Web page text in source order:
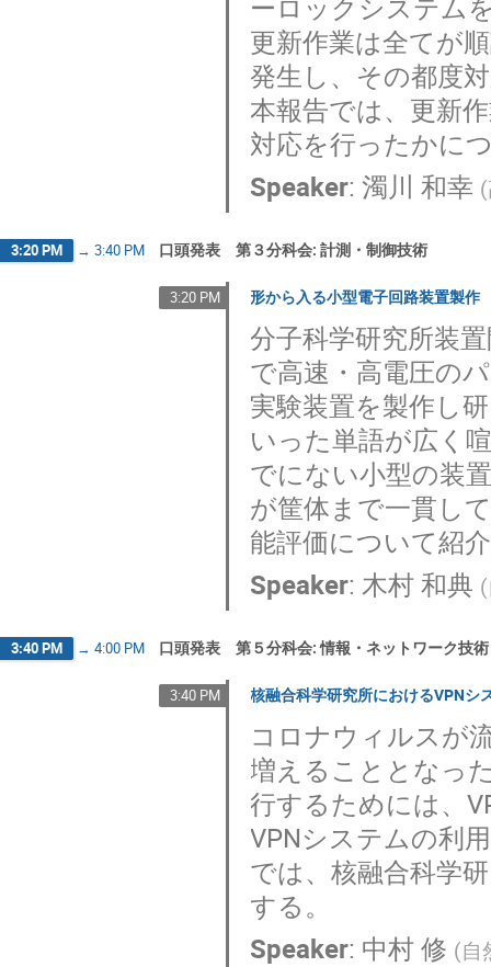
ーロックシステム
更新作業は全てが
発生し、その都度
本報告では、更新
対応を行ったかに
Speaker:濁川 和幸 (
3:20 PM → 3:40 PM 口頭発表 第３分科会: 計測・制御技術
3:20 PM 形から入る小型電子回路装置製作
分子科学研究所装
で高速・高電圧の
実験装置を製作し
いった単語が広く
でにない小型の装
が筐体まで一貫し
能評価について紹
Speaker:木村 和典 (
3:40 PM → 4:00 PM 口頭発表 第５分科会: 情報・ネットワーク技術
3:40 PM 核融合科学研究所におけるVPNシ
コロナウィルスが
増えることとなっ
行するためには、
VPNシステムの利
では、核融合科学
する。
Speaker: 中村 修 (自